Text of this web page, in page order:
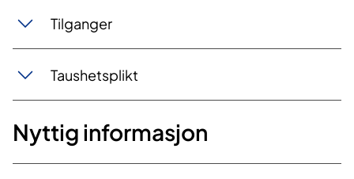
T​​ilga​​nger
Ta​​us​hets​​plikt
Nyttig informasjon